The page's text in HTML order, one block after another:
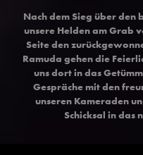
Nach dem Sieg über den
unsere Helden am Grab
Seite den
Ramuda gehen die
uns dort in das
Gespräche mit den
unseren Kameraden
Schicksal in das